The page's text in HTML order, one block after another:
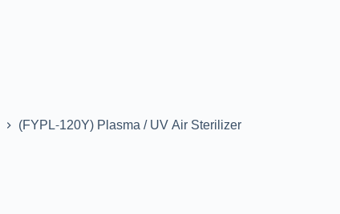
(FYPL-120Y) Plasma / UV Air Sterilizer